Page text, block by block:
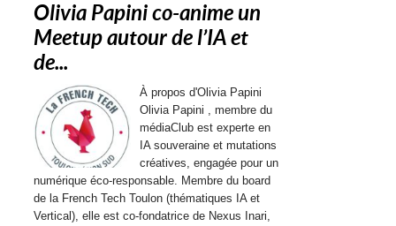
Olivia Papini co-anime un
Meetup autour de l’IA et
de...
À propos d'Olivia Papini
Olivia Papini , membre du
médiaClub est experte en
IA souveraine et mutations
créatives, engagée pour un
numérique éco-responsable. Membre du board
de la French Tech Toulon (thématiques IA et
Vertical), elle est co-fondatrice de Nexus Inari,